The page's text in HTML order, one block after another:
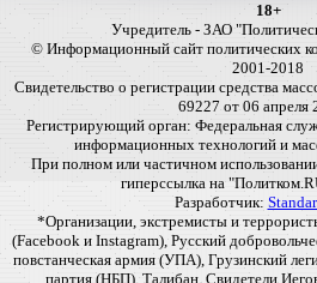
18+
Учредитель - ЗАО
© Информационный сайт политических
2001-2018
Свидетельство о регистрации средства
69227 от 06 апреля
Регистрирующий орган: Федеральная
информационных технологий и
При полном или частичном
гиперссылка на
Разработчик:
*Организации, экстремисты и
(Facebook и Instagram), Русский
повстанческая армия (УПА), Грузинский
партия (НБП), Талибан, Свидетели